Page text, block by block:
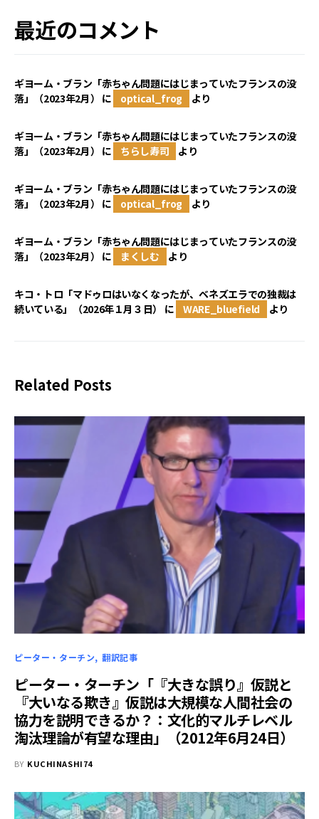
最近のコメント
ギヨーム・ブラン「赤ちゃん問題にはじまっていたフランスの没
落」（2023年2月） に optical_frog より
ギヨーム・ブラン「赤ちゃん問題にはじまっていたフランスの没
落」（2023年2月） に ちらし寿司 より
ギヨーム・ブラン「赤ちゃん問題にはじまっていたフランスの没
落」（2023年2月） に optical_frog より
ギヨーム・ブラン「赤ちゃん問題にはじまっていたフランスの没
落」（2023年2月） に まくしむ より
キコ・トロ「マドゥロはいなくなったが、ベネズエラでの独裁は
続いている」（2026年１月３日）
に WARE_bluefield より
Related Posts
ピーター・ターチン 翻訳記事
ピーター・ターチン「『大きな誤り』仮説と
『大いなる欺き』仮説は大規模な人間社会の
協力を説明できるか？：文化的マルチレベル
淘汰理論が有望な理由」（2012年6月24日）
BY KUCHINASHI74